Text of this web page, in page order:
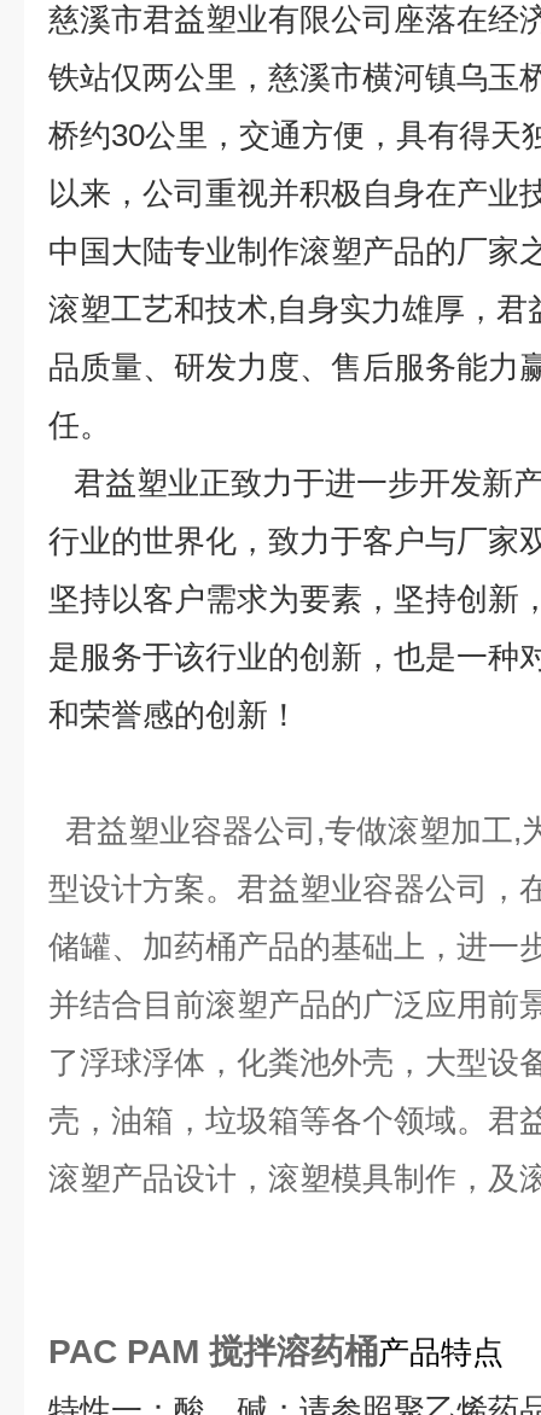
慈溪市君益塑业有限公司座落在经
铁站仅两公里，慈溪市横河镇乌玉
桥约30公里，交通方便，具有得天
以来，公司重视并积极自身在产业
中国大陆专业制作滚塑产品的厂家
滚塑工艺和技术,自身实力雄厚，
品质量、研发力度、售后服务能力
任。
君益塑业正致力于进一步开发新
行业的世界化，致力于客户与厂家
坚持以客户需求为要素，坚持创新
是服务于该行业的创新，也是一种
和荣誉感的创新！
君益塑业容器公司,专做滚塑加工,
型设计方案。君益塑业容器公司，
储罐、加药桶产品的基础上，进一
并结合目前滚塑产品的广泛应用前
了浮球浮体，化粪池外壳，大型设
壳，油箱，垃圾箱等各个领域。君
滚塑产品设计，滚塑模具制作，及
PAC PAM 搅拌溶药桶产品特点